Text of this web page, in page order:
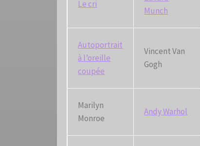
Le cri
Munch
Autoportrait
à l’oreille
coupée
Vincent Van
Gogh
Marilyn
Monroe
Andy Warhol